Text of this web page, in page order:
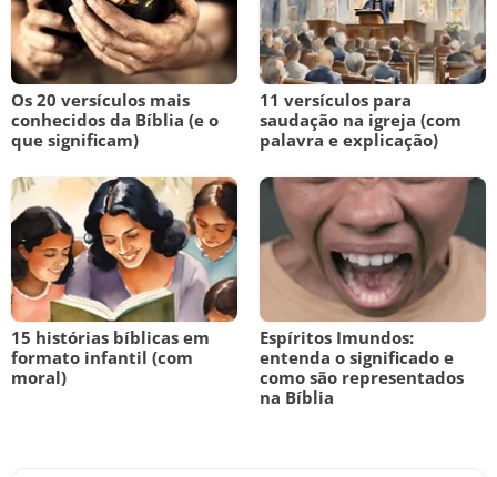
Os 20 versículos mais
conhecidos da Bíblia (e o
que significam)
11 versículos para
saudação na igreja (com
palavra e explicação)
15 histórias bíblicas em
formato infantil (com
moral)
Espíritos Imundos:
entenda o significado e
como são representados
na Bíblia